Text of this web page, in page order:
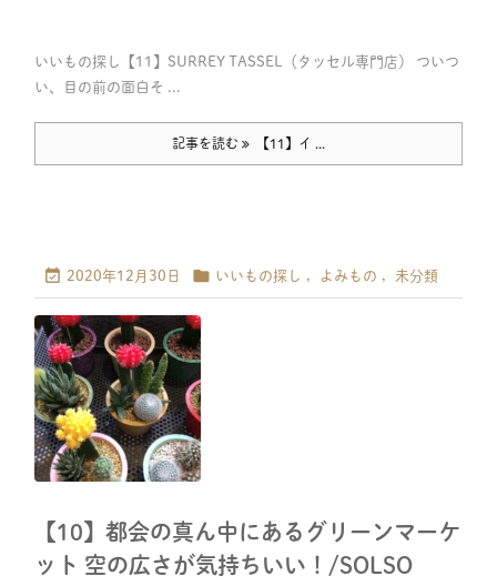
いいもの探し【11】SURREY TASSEL（タッセル専門店） ついつ
い、目の前の面白そ ...
記事を読む 【11】イ ...
 2020年12月30日  いいもの探し , よみもの , 未分類
【10】都会の真ん中にあるグリーンマーケ
ット 空の広さが気持ちいい！/SOLSO